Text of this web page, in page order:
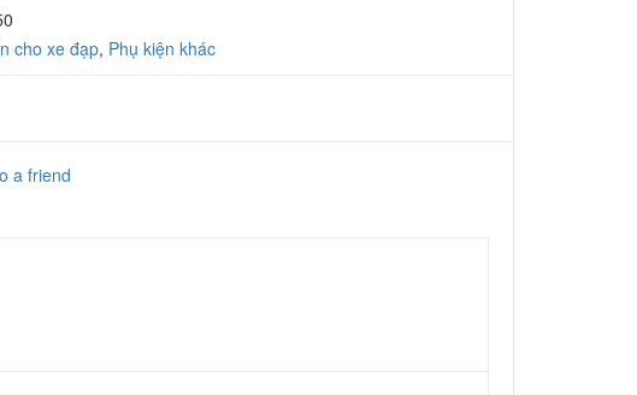
cho xe đạp, Phụ kiện khác
a friend